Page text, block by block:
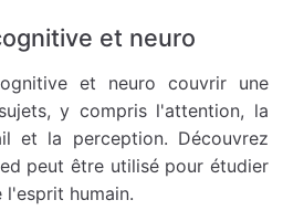
et neuro
et neuro couvrir une
y compris l'attention, la
et la perception. Découvrez
peut être utilisé pour étudier
l'esprit humain.